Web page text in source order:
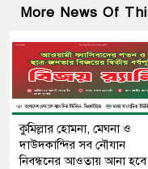
More News Of
কুমিল্লার হোমনা, মেঘনা ও
দাউদকান্দির সব নৌযান
নিবন্ধনের আওতায় আনা